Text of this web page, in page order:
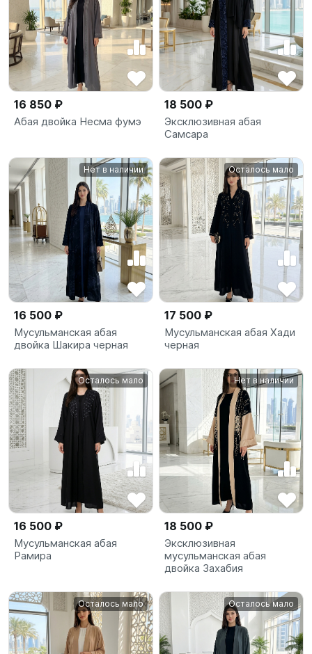
16 850 ₽
Абая двойка Несма фумэ
18 500 ₽
Эксклюзивная абая
Самсара
Нет в наличии
16 500 ₽
Мусульманская абая
двойка Шакира черная
Осталось мало
17 500 ₽
Мусульманская абая Хади
черная
Осталось мало
16 500 ₽
Мусульманская абая
Рамира
Нет в наличии
18 500 ₽
Эксклюзивная
мусульманская абая
двойка Захабия
Осталось мало Осталось мало